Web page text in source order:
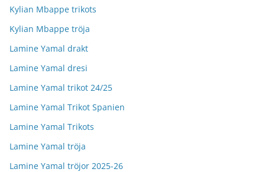
Kylian Mbappe trikots
Kylian Mbappe tröja
Lamine Yamal drakt
Lamine Yamal dresi
Lamine Yamal trikot 24/25
Lamine Yamal Trikot Spanien
Lamine Yamal Trikots
Lamine Yamal tröja
Lamine Yamal tröjor 2025-26